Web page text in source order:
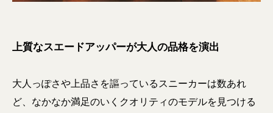
上質なスエードアッパーが大人の品格を演出
大人っぽさや上品さを謳っているスニーカーは数あれ
ど、なかなか満足のいくクオリティのモデルを見つける